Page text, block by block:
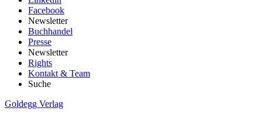
Facebook
Newsletter
Buchhandel
Presse
Newsletter
Rights
Kontakt & Team
Suche
Goldegg Verlag